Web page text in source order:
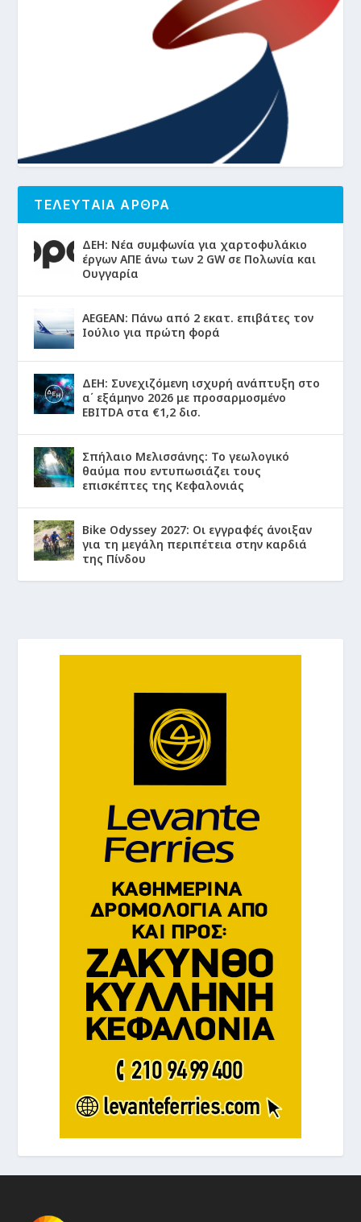
ΤΕΛΕΥΤΑΙΑ ΑΡΘΡΑ
ΔΕΗ: Νέα συμφωνία για χαρτοφυλάκιο
έργων ΑΠΕ άνω των 2 GW σε Πολωνία και
Ουγγαρία
AEGEAN: Πάνω από 2 εκατ. επιβάτες τον
Ιούλιο για πρώτη φορά
ΔΕΗ: Συνεχιζόμενη ισχυρή ανάπτυξη στο
α΄ εξάμηνο 2026 με προσαρμοσμένο
EBITDA στα €1,2 δισ.
Σπήλαιο Μελισσάνης: Το γεωλογικό
θαύμα που εντυπωσιάζει τους
επισκέπτες της Κεφαλονιάς
Bike Odyssey 2027: Οι εγγραφές άνοιξαν
για τη μεγάλη περιπέτεια στην καρδιά
της Πίνδου